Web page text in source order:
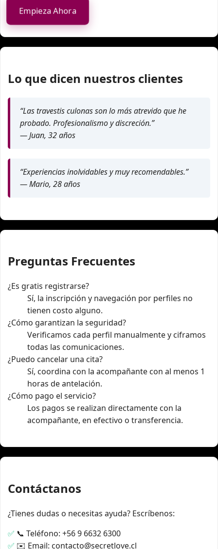
Empieza Ahora
Lo que dicen nuestros clientes
“Las travestis culonas son lo más atrevido que he
probado. Profesionalismo y discreción.”
— Juan, 32 años
“Experiencias inolvidables y muy recomendables.”
— Mario, 28 años
Preguntas Frecuentes
¿Es gratis registrarse?
Sí, la inscripción y navegación por perfiles no
tienen costo alguno.
¿Cómo garantizan la seguridad?
Verificamos cada perfil manualmente y ciframos
todas las comunicaciones.
¿Puedo cancelar una cita?
Sí, coordina con la acompañante con al menos 1
horas de antelación.
¿Cómo pago el servicio?
Los pagos se realizan directamente con la
acompañante, en efectivo o transferencia.
Contáctanos
¿Tienes dudas o necesitas ayuda? Escríbenos:
📞 Teléfono: +56 9 6632 6300
✉️ Email: contacto@secretlove.cl